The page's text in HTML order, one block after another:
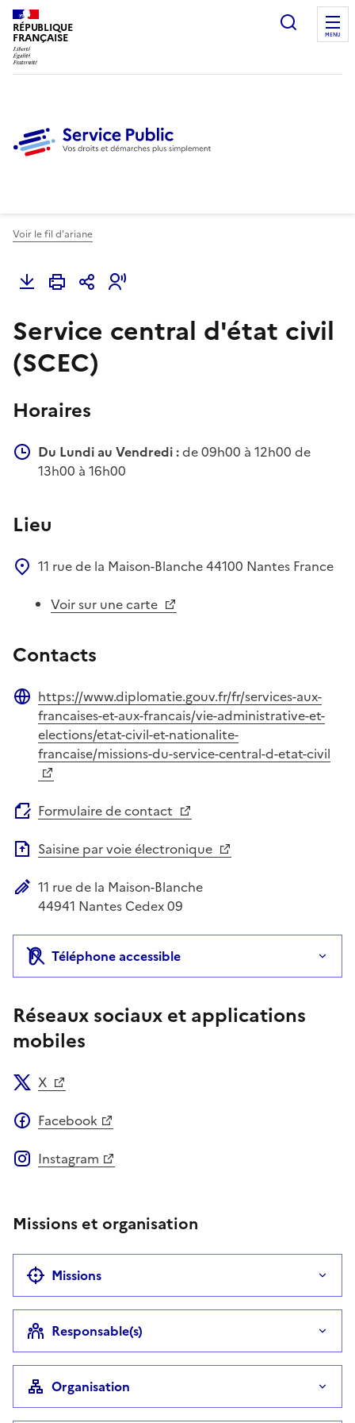
RÉPUBLIQUE
FRANÇAISE
Ouvrir
MENU
Voir le fil d'ariane
Service central d'état civil
(SCEC)
Horaires
Du Lundi au Vendredi :de 09h00 à 12h00 de
13h00 à 16h00
Lieu
11 rue de la Maison-Blanche44100 Nantes France
Voir sur une carte
Contacts
Site web
https://www.diplomatie.gouv.fr/fr/services-aux-
francaises-et-aux-francais/vie-administrative-et-
elections/etat-civil-et-nationalite-
francaise/missions-du-service-central-d-etat-civil
Formulaire de contact
Saisine par voie électronique
Adresse postale
11 rue de la Maison-Blanche
44941 Nantes Cedex 09
Téléphone accessible
Réseaux sociaux et applications
mobiles
X
Facebook
Instagram
Missions et organisation
Missions
Responsable(s)
Organisation